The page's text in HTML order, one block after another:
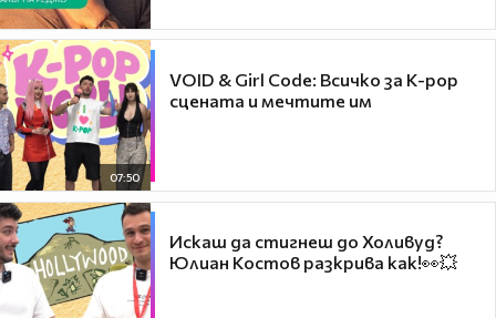
07:50
VOID & Girl Code: Всичко за K-pop
сцената и мечтите им
Искаш да стигнеш до Холивуд?
Юлиан Костов разкрива как!👀💥